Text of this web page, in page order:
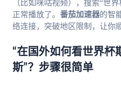
（比如咪咕视频），搜索“世
正常播放了。 番茄加速器的智
络连接，突破地区限制，让你
“在国外如何看世界杯
斯”？步骤很简单